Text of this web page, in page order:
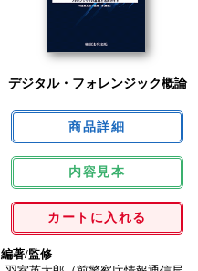
デジタル・フォレンジック概論
内容見本
カートに入れる
編著/監修